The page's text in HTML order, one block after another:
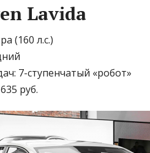
Lavida
(160 л.с.)
7-ступенчатый «робот»
руб.